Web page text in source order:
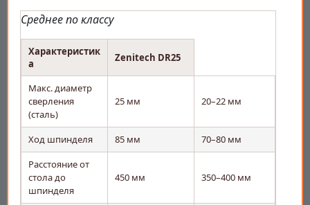
Среднее по классу
Характеристик
а
Zenitech DR25
Макс. диаметр
сверления
(сталь)
25 мм 20–22 мм
Ход шпинделя 85 мм
70–80 мм
Расстояние от
стола до
шпинделя
450 мм 350–400 мм